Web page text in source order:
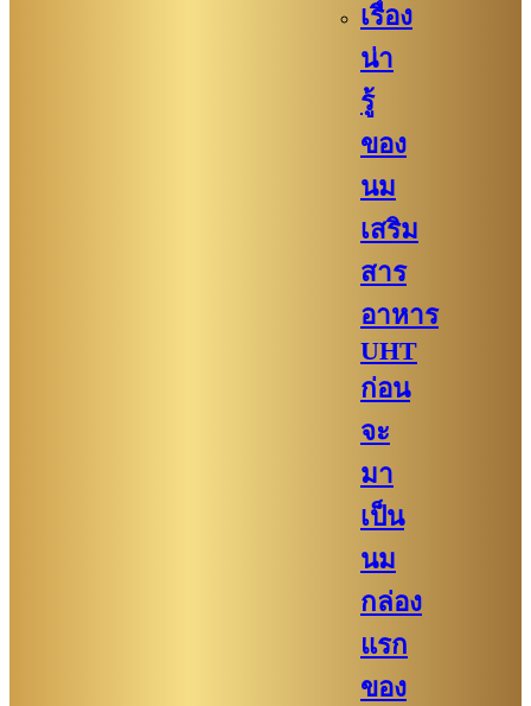
เรื่อง
น่า
รู้
ของ
นม
เสริม
สาร
อาหาร
UHT
ก่อน
จะ
มา
เป็น
นม
กล่อง
แรก
ของ